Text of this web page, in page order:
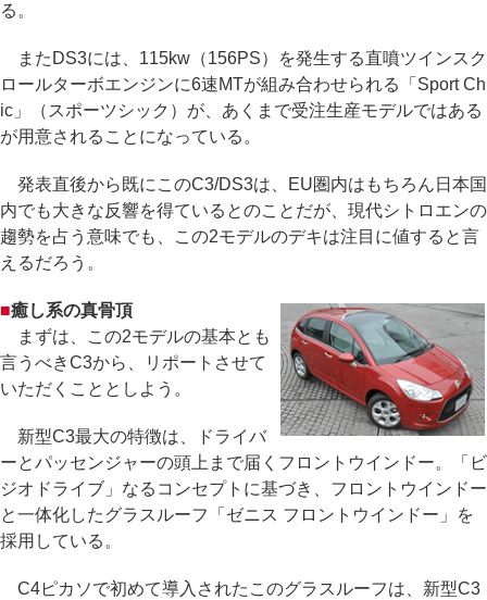
る。
またDS3には、115kw（156PS）を発生する直噴ツインスク
ロールターボエンジンに6速MTが組み合わせられる「Sport Ch
ic」（スポーツシック）が、あくまで受注生産モデルではある
が用意されることになっている。
発表直後から既にこのC3/DS3は、EU圏内はもちろん日本国
内でも大きな反響を得ているとのことだが、現代シトロエンの
趨勢を占う意味でも、この2モデルのデキは注目に値すると言
えるだろう。
■癒し系の真骨頂
まずは、この2モデルの基本とも
言うべきC3から、リポートさせて
いただくこととしよう。
新型C3最大の特徴は、ドライバ
ーとパッセンジャーの頭上まで届くフロントウインドー。「ビ
ジオドライブ」なるコンセプトに基づき、フロントウインドー
と一体化したグラスルーフ「ゼニス フロントウインドー」を
採用している。
C4ピカソで初めて導入されたこのグラスルーフは、新型C3